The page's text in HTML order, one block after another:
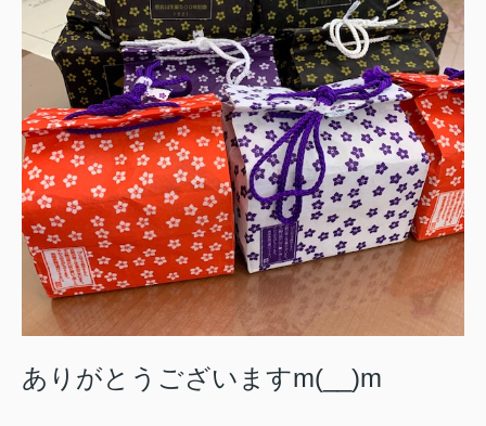
ありがとうございますm(__)m